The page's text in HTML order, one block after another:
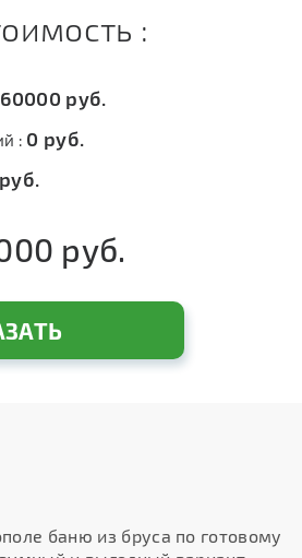
:
руб.
: 0 руб.
руб.
руб.
баню из бруса по готовому